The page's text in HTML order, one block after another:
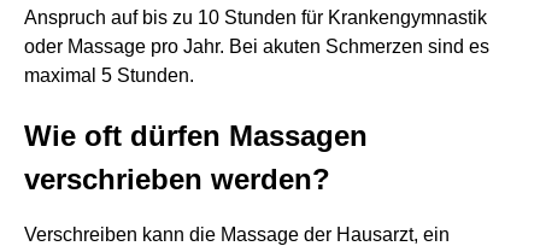
Anspruch auf bis zu 10 Stunden für Krankengymnastik
oder Massage pro Jahr. Bei akuten Schmerzen sind es
maximal 5 Stunden.
Wie oft dürfen Massagen
verschrieben werden?
Verschreiben kann die Massage der Hausarzt, ein